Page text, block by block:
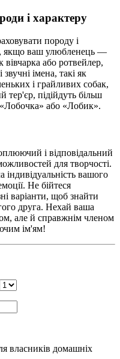
і характеру
породу і
якщо ваш улюбленець —
або ротвейлер,
імена, такі як
і грайливих собак,
тер'єр, підійдуть більш
«Лобочка» або «Лобик».
і відповідальний
для творчості.
вашого
Не бійтеся
варіанти, щоб знайти
друга. Нехай ваша
але й справжнім членом
ім'ям!
власників домашніх